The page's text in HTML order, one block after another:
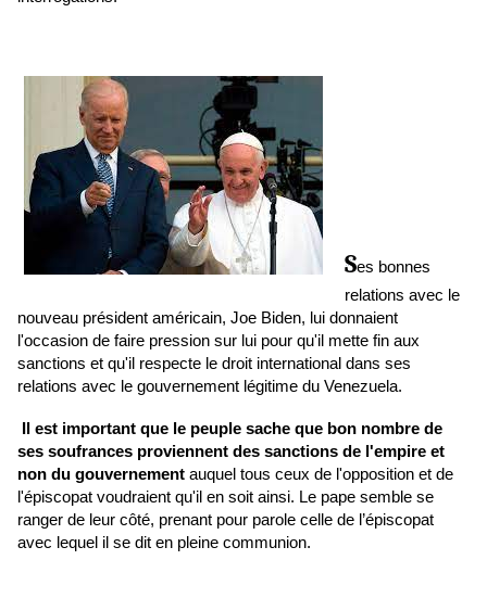
Ses bonnes
relations avec le
nouveau président américain, Joe Biden, lui donnaient
l'occasion de faire pression sur lui pour qu'il mette fin aux
sanctions et qu'il respecte le droit international dans ses
relations avec le gouvernement légitime du Venezuela.
Il est important que le peuple sache que bon nombre de
ses soufrances proviennent des sanctions de l'empire et
non du gouvernement auquel tous ceux de l'opposition et de
l'épiscopat voudraient qu'il en soit ainsi. Le pape semble se
ranger de leur côté, prenant pour parole celle de l’épiscopat
avec lequel il se dit en pleine communion.